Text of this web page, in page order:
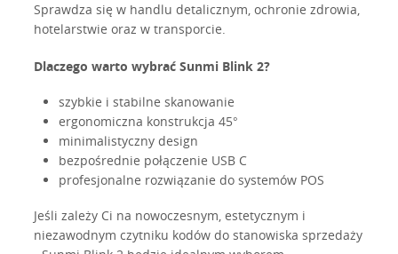
Sprawdza się w handlu detalicznym, ochronie zdrowia,
hotelarstwie oraz w transporcie.
Dlaczego warto wybrać Sunmi Blink 2?
szybkie i stabilne skanowanie
ergonomiczna konstrukcja 45°
minimalistyczny design
bezpośrednie połączenie USB C
profesjonalne rozwiązanie do systemów POS
Jeśli zależy Ci na nowoczesnym, estetycznym i
niezawodnym czytniku kodów do stanowiska sprzedaży